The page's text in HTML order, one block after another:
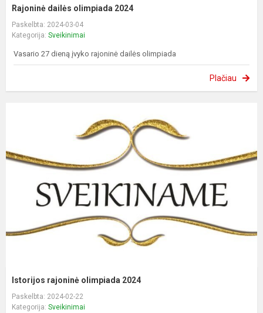
Rajoninė dailės olimpiada 2024
Paskelbta: 2024-03-04
Kategorija: Sveikinimai
Vasario 27 dieną įvyko rajoninė dailės olimpiada
Plačiau
Istorijos rajoninė olimpiada 2024
Paskelbta: 2024-02-22
Kategorija: Sveikinimai